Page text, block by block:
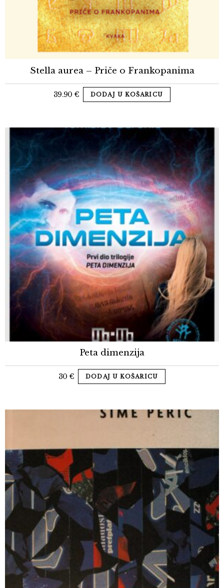
Stella aurea – Priče o Frankopanima
39.90 € DODAJ U KOŠARICU
Peta dimenzija
30 € DODAJ U KOŠARICU